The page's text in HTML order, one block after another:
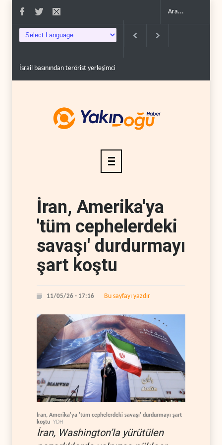
basınından terörist yerleşimcilere destek itiraf..
İran, Amerika'ya
'tüm cephelerdeki
savaşı' durdurmayı
şart koştu
11/05/26 - 17:16 Bu sayfayı yazdır
İran, Amerika'ya 'tüm cephelerdeki savaşı' durdurmayı şart
koştu YDH
İran, Washington’la yürütülen